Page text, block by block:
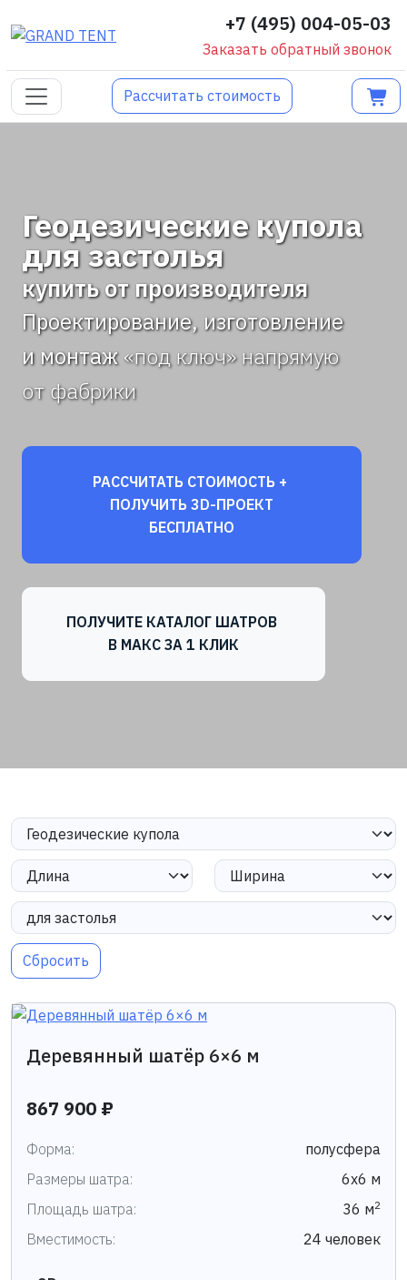
+7 (495) 004-05-03
Заказать обратный звонок
Рассчитать стоимость
Геодезические купола
для застолья
купить от производителя
Проектирование, изготовление
и монтаж«под ключ» напрямую
от фабрики
РАССЧИТАТЬ СТОИМОСТЬ +
ПОЛУЧИТЬ 3D-ПРОЕКТ
БЕСПЛАТНО
ПОЛУЧИТЕ КАТАЛОГ ШАТРОВ
В МАКС ЗА 1 КЛИК
Сбросить
Деревянный шатёр 6×6 м
867 900 ₽
Форма:
полусфера
Размеры шатра:
6х6 м
Площадь шатра:
36 м2
Вместимость: 24 человек